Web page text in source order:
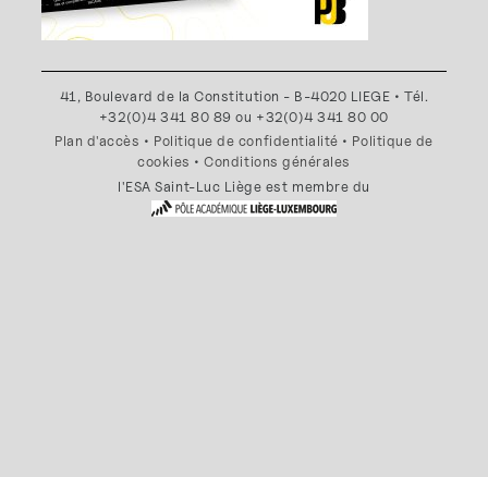
41, Boulevard de la Constitution - B-4020 LIEGE • Tél.
+32(0)4 341 80 89 ou +32(0)4 341 80 00
Plan d'accès • Politique de confidentialité • Politique de
cookies •Conditions générales
l'ESA Saint-Luc Liège est membre du